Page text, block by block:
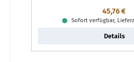
Regulärer
45,76 €
Sofort verfügbar,
Details